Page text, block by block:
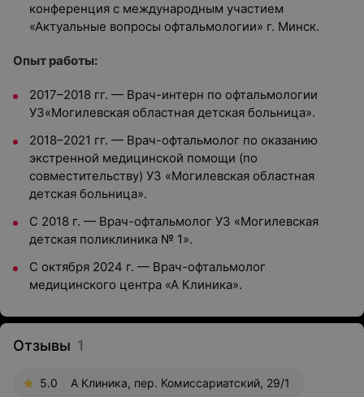
конференция с международным участием
«Актуальные вопросы офтальмологии» г. Минск.
Опыт работы:
2017–2018 гг. — Врач-интерн по офтальмологии
УЗ«Могилевская областная детская больница».
2018–2021 гг. — Врач-офтальмолог по оказанию
экстренной медицинской помощи (по
совместительству) УЗ «Могилевская областная
детская больница».
С 2018 г. — Врач-офтальмолог УЗ «Могилевская
детская поликлиника № 1».
С октября 2024 г. — Врач-офтальмолог
медицинского центра «А Клиника».
Отзывы 1
5.0 А Клиника, пер. Комиссариатский, 29/1